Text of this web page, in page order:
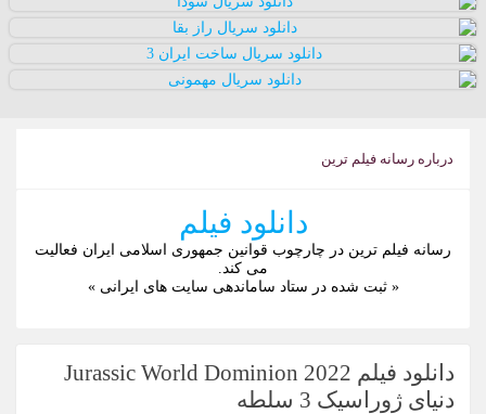
درباره رسانه فیلم ترین
دانلود فیلم
رسانه فیلم ترین در چارچوب قوانین جمهوری اسلامی ایران فعالیت
می کند.
« ثبت شده در ستاد ساماندهی سایت های ایرانی »
دانلود فیلم Jurassic World Dominion 2022
دنیای ژوراسیک 3 سلطه